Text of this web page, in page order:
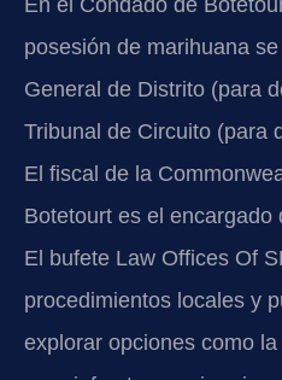
En el Condado de
posesión de marihuana
General de Distrito (para
Tribunal de Circuito (para
El fiscal de la
Botetourt es el encargado
El bufete Law Offices Of
procedimientos locales y
explorar opciones como